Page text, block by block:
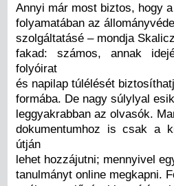
Annyi már most biztos, hogy
folyamatában az
szolgáltatásé – mondja
fakad: számos, annak
folyóirat
és napilap túlélését
formába. De nagy súlylyal
leggyakrabban az olvasók.
dokumentumhoz is csak a
útján
lehet hozzájutni; mennyivel
tanulmányt online megkapni.